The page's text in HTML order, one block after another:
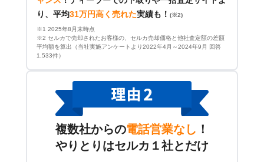
り、平均31万円高く売れた実績も！ (※2)
※1 2025年8月末時点
※2 セルカで売却されたお客様の、セルカ売却価格と他社査定額の差額
平均額を算出（当社実施アンケートより2022年4月～2024年9月 回答
1,533件）
複数社からの電話営業なし ！
やりとりはセルカ１社とだけ